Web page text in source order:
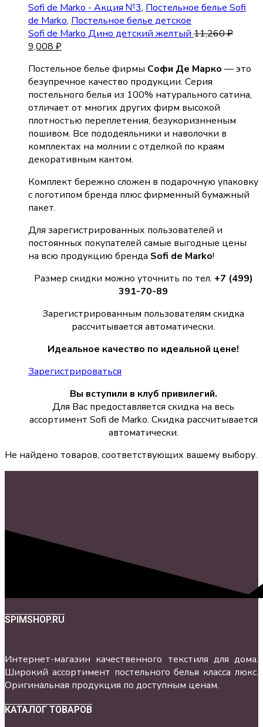
Sofi de Marko - Акция №3, Постельное белье Sofi
de Marko, Постельное белье детское
Sofi de Marko Дино детский желтый 11,260₽
9,008 ₽
Постельное белье фирмы Софи Де Марко — это
безупречное качество продукции. Серия
постельного белья из 100% натурального сатина,
отличает от многих других фирм высокой
плотностью переплетения, безукоризнненым
пошивом. Все пододеяльники и наволочки в
комплектах на молнии с отделкой по краям
декоративным кантом.
Комплект бережно сложен в подарочную упаковку
с логотипом бренда плюс фирменный бумажный
пакет.
Для зарегистрированных пользователей и
постоянных покупателей самые выгодные цены
на всю продукцию бренда Sofi de Marko!
Размер скидки можно уточнить по тел. +7 (499)
391-70-89
Зарегистрированным пользователям скидка
рассчитывается автоматически.
Идеальное качество по идеальной цене!
Зарегистрироваться
Вы вступили в клуб привилегий.
Для Вас предоставляется скидка на весь
ассортимент Sofi de Marko. Скидка рассчитывается
автоматически.
Не найдено товаров, соответствующих вашему выбору.
SPIMSHOP.RU
Интернет-магазин качественного текстиля для дома.
Широкий ассортимент постельного белья класса люкс.
Оригинальная продукция по доступным ценам.
КАТАЛОГ ТОВАРОВ